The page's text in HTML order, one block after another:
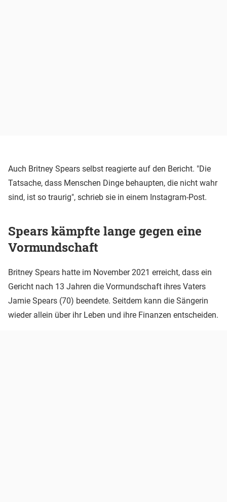
Auch Britney Spears selbst reagierte auf den Bericht. "Die
Tatsache, dass Menschen Dinge behaupten, die nicht wahr
sind, ist so traurig", schrieb sie in einem Instagram-Post.
Spears kämpfte lange gegen eine
Vormundschaft
Britney Spears hatte im November 2021 erreicht, dass ein
Gericht nach 13 Jahren die Vormundschaft ihres Vaters
Jamie Spears (70) beendete. Seitdem kann die Sängerin
wieder allein über ihr Leben und ihre Finanzen entscheiden.